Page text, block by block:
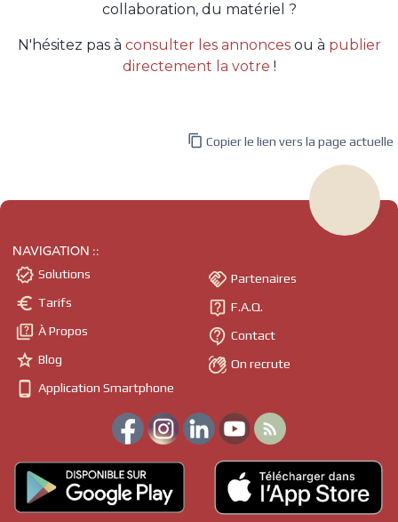
collaboration, du matériel ?
N'hésitez pas à consulter les annoncesou à publier
directement la votre !
 Copier le lien vers la page actuelle
NAVIGATION ::
 Solutions
 Tarifs
 À Propos
 Blog
 Application Smartphone
 Partenaires
 F.A.Q.
 Contact
 On recrute
